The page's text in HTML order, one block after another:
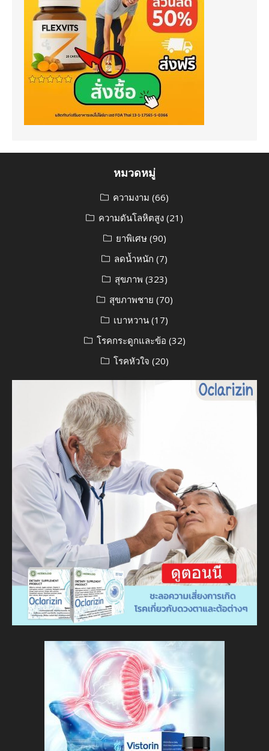
หมวดหมู่
ความงาม (66)
ความดันโลหิตสูง (21)
ยาพิเศษ(90)
ลดน้ำหนัก (7)
สุขภาพ (323)
สุขภาพชาย (70)
เบาหวาน (17)
โรคกระดูกและข้อ (32)
โรคหัวใจ (20)